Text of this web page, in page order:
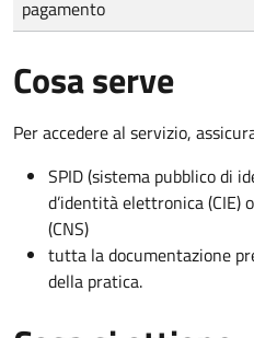
pagamento
Cosa serve
Per accedere al servizio,
SPID (sistema pubblico di
d’identità elettronica (CIE)
(CNS)
tutta la documentazione
della pratica.